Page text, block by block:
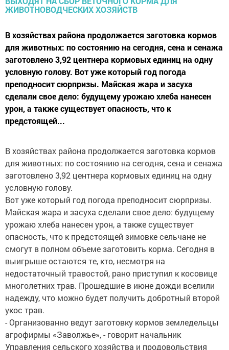
В хозяйствах района продолжается заготовка кормов
для животных: по состоянию на сегодня, сена и сенажа
заготовлено 3,92 центнера кормовых единиц на одну
условную голову. Вот уже который год погода
преподносит сюрпризы. Майская жара и засуха
сделали свое дело: будущему урожаю хлеба нанесен
урон, а также существует опасность, что к
предстоящей...
В хозяйствах района продолжается заготовка кормов
для животных: по состоянию на сегодня, сена и сенажа
заготовлено 3,92 центнера кормовых единиц на одну
условную голову.
Вот уже который год погода преподносит сюрпризы.
Майская жара и засуха сделали свое дело: будущему
урожаю хлеба нанесен урон, а также существует
опасность, что к предстоящей зимовке сельчане не
смогут в полном объеме заготовить корма. Сегодня в
выигрыше остаются те, кто, несмотря на
недостаточный травостой, рано приступил к косовице
многолетних трав. Прошедшие в июне дожди вселили
надежду, что можно будет получить добротный второй
укос трав.
- Организованно ведут заготовку кормов земледельцы
агрофирмы «Заволжье», - говорит начальник
Управления сельского хозяйства и продовольствия